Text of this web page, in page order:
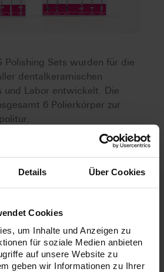
Details Über Cookies
Cookies
um Inhalte und Anzeigen zu
für soziale Medien anbieten
auf unsere Website zu
geben wir Informationen zu Ihrer
Polishing Sets wurden für die
dentalkeramischen
und Labor entwickelt. Die
6 Polierkörper zur
Oxidkeramik: Alle
mit nur einem Set
Leistung
mit ihrer guten
auch bei ausgeprägten
der Clinical